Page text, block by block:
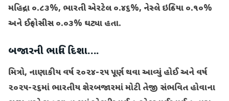
મહિન્દ્રા ૦.૮૩%, ભારતી એરટેલ ૦.૪૬%, નેસ્લે ઇન્ડિયા ૦.૧૦%
અને ઈન્ફોસીસ ૦.૦૩% ઘટ્યા હતા.
બજારની ભાવિ દિશા….
મિત્રો, નાણાકીય વર્ષ ૨૦૨૪-૨૫ પૂર્ણ થવા આવ્યું હોઈ અને વર્ષ
૨૦૨૫-૨૬માં ભારતીય શેરબજારમાં મોટી તેજી સંભવિત હોવાના